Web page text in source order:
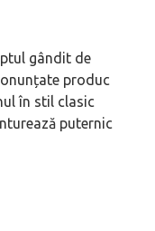
gândit de
produc
în stil clasic
puternic